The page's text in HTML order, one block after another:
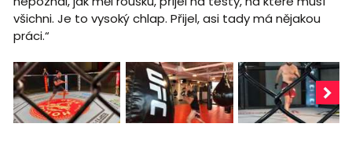
všichni. Je to vysoký chlap. Přijel, asi tady má nějakou
práci.“